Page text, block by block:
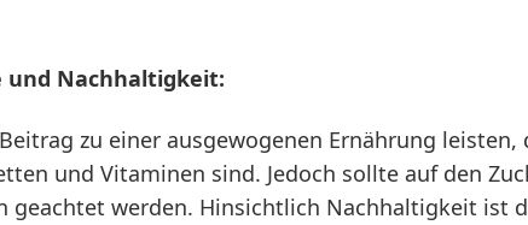
und Nachhaltigkeit:
zu einer ausgewogenen Ernährung leisten,
und Vitaminen sind. Jedoch sollte auf den
geachtet werden. Hinsichtlich Nachhaltigkeit ist